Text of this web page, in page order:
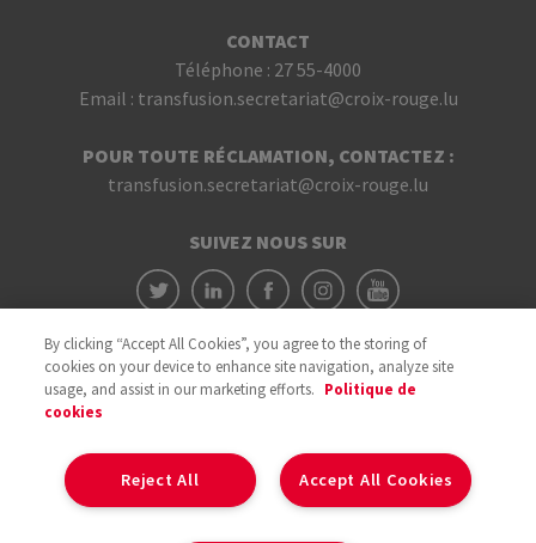
CONTACT
Téléphone : 27 55-4000
Email : transfusion.secretariat@croix-rouge.lu
POUR TOUTE RÉCLAMATION, CONTACTEZ :
transfusion.secretariat@croix-rouge.lu
SUIVEZ NOUS SUR
By clicking “Accept All Cookies”, you agree to the storing of
cookies on your device to enhance site navigation, analyze site
usage, and assist in our marketing efforts. Politique de
cookies
Accept All Cookies
Reject All